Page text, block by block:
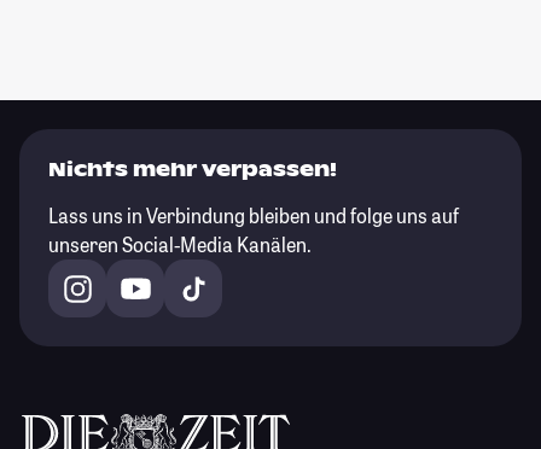
Nichts mehr verpassen!
Lass uns in Verbindung bleiben und folge uns auf
unseren Social-Media Kanälen.